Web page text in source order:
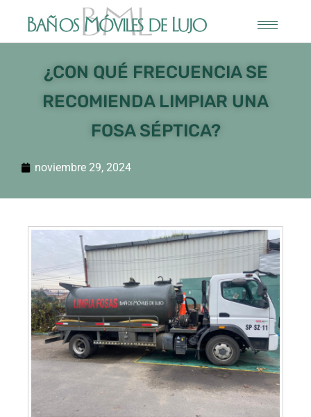
¿CON QUÉ FRECUENCIA SE
RECOMIENDA LIMPIAR UNA
FOSA SÉPTICA?
noviembre 29, 2024